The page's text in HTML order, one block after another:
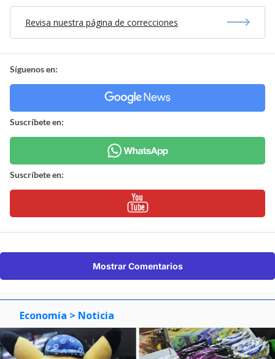
Revisa nuestra página de correcciones
Síguenos en:
Suscríbete en:
Suscríbete en:
Mostrar Comentarios
Economía > Noticia